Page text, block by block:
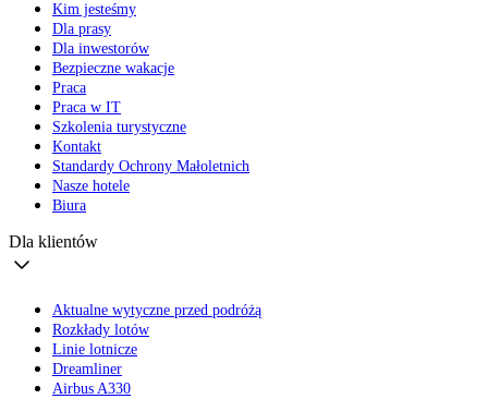
Kim jesteśmy
Dla prasy
Dla inwestorów
Bezpieczne wakacje
Praca
Praca w IT
Szkolenia turystyczne
Kontakt
Standardy Ochrony Małoletnich
Nasze hotele
Biura
Dla klientów
Aktualne wytyczne przed podróżą
Rozkłady lotów
Linie lotnicze
Dreamliner
Airbus A330